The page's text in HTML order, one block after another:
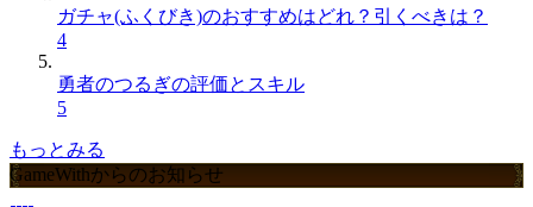
ガチャ(ふくびき)のおすすめはどれ？引くべきは？
4
勇者のつるぎの評価とスキル
5
もっとみる
GameWithからのお知らせ